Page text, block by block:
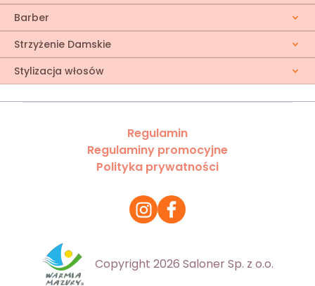
Barber
Strzyżenie Damskie
Stylizacja włosów
Regulamin
Regulaminy promocyjne
Polityka prywatności
Copyright 2026 Saloner Sp. z o.o.